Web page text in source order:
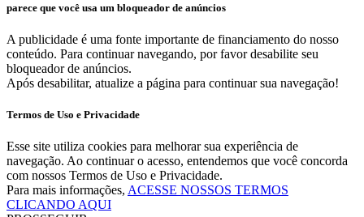
parece que você usa um bloqueador de anúncios
A publicidade é uma fonte importante de financiamento do nosso
conteúdo. Para continuar navegando, por favor desabilite seu
bloqueador de anúncios.
Após desabilitar, atualize a página para continuar sua navegação!
Termos de Uso e Privacidade
Esse site utiliza cookies para melhorar sua experiência de
navegação. Ao continuar o acesso, entendemos que você concorda
com nossos Termos de Uso e Privacidade.
Para mais informações, ACESSE NOSSOS TERMOS
CLICANDO AQUI